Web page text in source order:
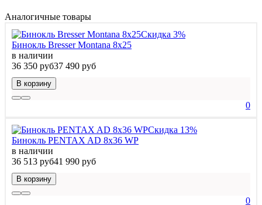
Аналогичные товары
Скидка 3%
Бинокль Bresser Montana 8x25
в наличии
36 350 руб37 490 руб
В корзину
0
Скидка 13%
Бинокль PENTAX AD 8x36 WP
в наличии
36 513 руб41 990 руб
В корзину
0